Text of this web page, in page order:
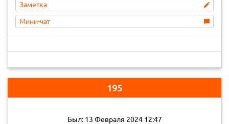
Заметка
Мини-чат
195
Был: 13 Февраля 2024 12:47